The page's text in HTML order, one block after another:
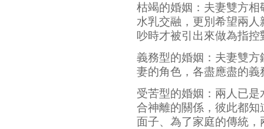
枯竭的婚姻：夫妻雙方
水乳交融，更別希望兩
吵時才被引出來做為指控
義務型的婚姻：夫妻雙
妻的角色，各盡應盡的義
受苦型的婚姻：兩人已
合神離的關係，彼此都
面子、為了家庭的傳統